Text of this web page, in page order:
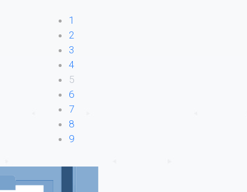
1
2
3
4
5
6
7
8
9